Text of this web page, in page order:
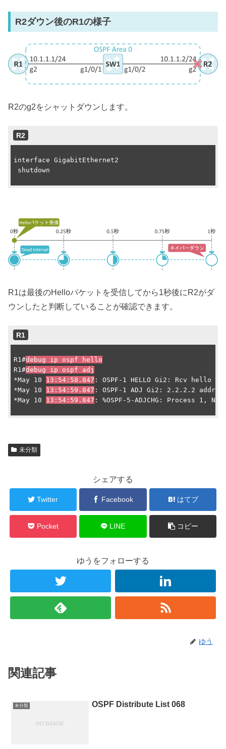
R2ダウン後のR1の様子
R2のg2をシャットダウンします。
R2
interface GigabitEthernet2
shutdown
R1は最後のHelloパケットを受信してから1秒後にR2がダ
ウンしたと判断していることが確認できます。
R1
R1#debug ip ospf hello
R1#debug ip ospf adj
*May 10 13:54:58.847 : OSPF-1 HELLO Gi2: Rcv hello
*May 10 13:54:59.847 : OSPF-1 ADJ Gi2: 2.2.2.2
*May 10 13:54:59.847 : %OSPF-5-ADJCHG: Process 1,
未分類
シェアする
Twitter Facebook はてブ
Pocket LINE コピー
ゆうをフォローする
ゆう
関連記事
未分類 OSPF Distribute List 068